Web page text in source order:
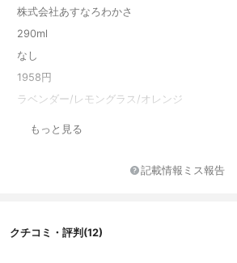
株式会社あすなろわかさ
290ml
なし
1958円
ラベンダー/レモングラス/オレンジ
水、ココイルグルタミン酸TEA、コカミドD
EA、ラウロイルメチルアラニンNa、グリセ
ス、シトルスジャバラ果皮エキス、加水分
ロミセスポンベエキス、コウヤマキ枝/葉エ
もっと見る
記載情報ミス報告
クチコミ・評判(12)